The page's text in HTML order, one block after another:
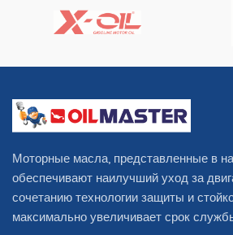
Моторные масла, представленные в
обеспечивают наилучший уход за
сочетанию технологии защиты и
максимально увеличивает срок